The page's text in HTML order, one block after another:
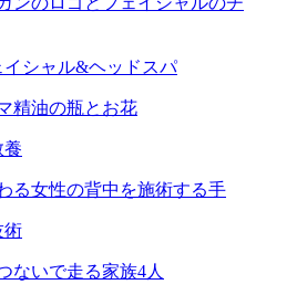
イシャル&ヘッドスパ
養
術